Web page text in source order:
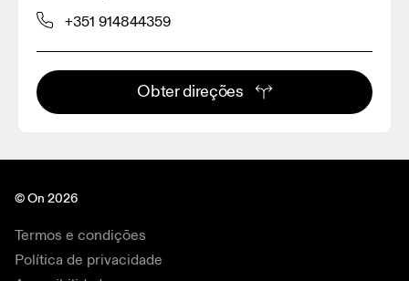
+351 914844359
Obter direções
© On 2026
Termos e condições
Política de privacidade